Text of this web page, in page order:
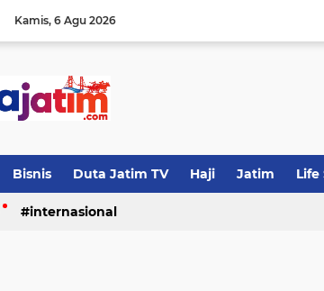
Kamis 6 Agu 2026
Bisnis Duta Jatim TV Haji Jatim Life
internasional